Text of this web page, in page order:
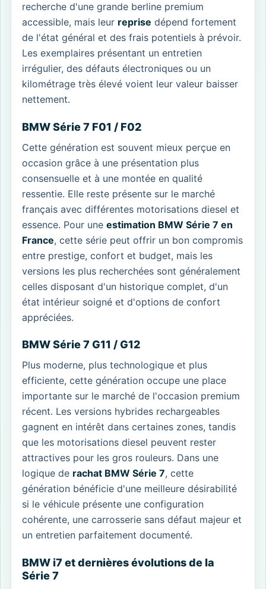
recherche d'une grande berline premium
accessible, mais leur reprise dépend fortement
de l'état général et des frais potentiels à prévoir.
Les exemplaires présentant un entretien
irrégulier, des défauts électroniques ou un
kilométrage très élevé voient leur valeur baisser
nettement.
BMW Série 7 F01 / F02
Cette génération est souvent mieux perçue en
occasion grâce à une présentation plus
consensuelle et à une montée en qualité
ressentie. Elle reste présente sur le marché
français avec différentes motorisations diesel et
essence. Pour une estimation BMW Série 7 en
France, cette série peut offrir un bon compromis
entre prestige, confort et budget, mais les
versions les plus recherchées sont généralement
celles disposant d'un historique complet, d'un
état intérieur soigné et d'options de confort
appréciées.
BMW Série 7 G11 / G12
Plus moderne, plus technologique et plus
efficiente, cette génération occupe une place
importante sur le marché de l'occasion premium
récent. Les versions hybrides rechargeables
gagnent en intérêt dans certaines zones, tandis
que les motorisations diesel peuvent rester
attractives pour les gros rouleurs. Dans une
logique de rachat BMW Série 7, cette
génération bénéficie d'une meilleure désirabilité
si le véhicule présente une configuration
cohérente, une carrosserie sans défaut majeur et
un entretien parfaitement documenté.
BMW i7 et dernières évolutions de la
Série 7